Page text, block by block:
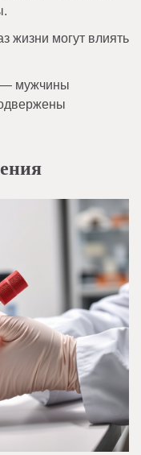
жизни могут влиять
— мужчины